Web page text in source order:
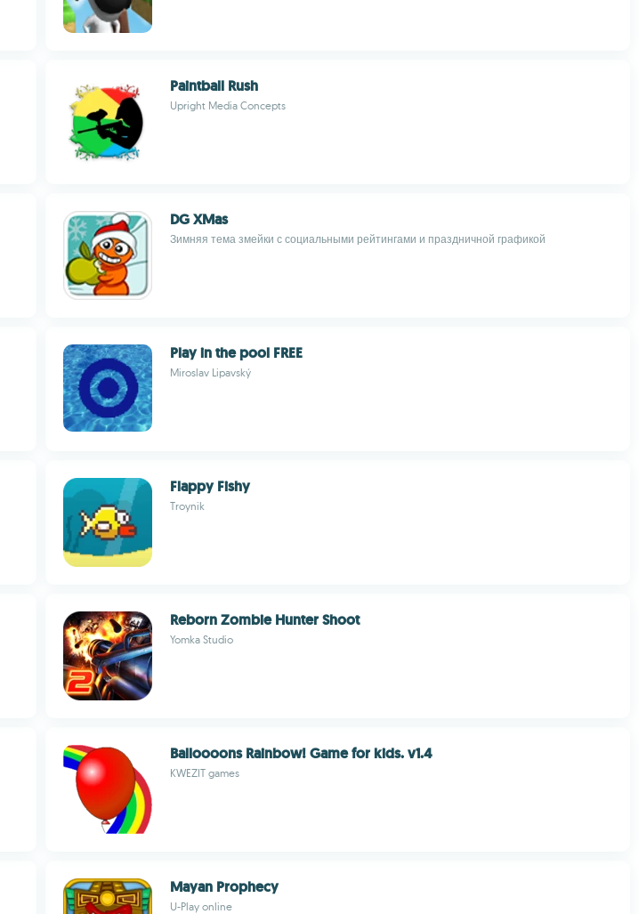
Paintball Rush
Upright Media Concepts
DG XMas
Зимняя тема змейки с социальными рейтингами и праздничной графикой
Play in the pool FREE
Miroslav Lipavský
Flappy Fishy
Troynik
Reborn Zombie Hunter Shoot
Yomka Studio
Balloooons Rainbow! Game for kids. v1.4
KWEZIT games
Mayan Prophecy
U-Play online